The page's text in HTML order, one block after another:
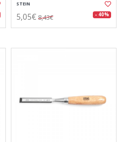
STEIN
5,05€ 8,43€ - 40%